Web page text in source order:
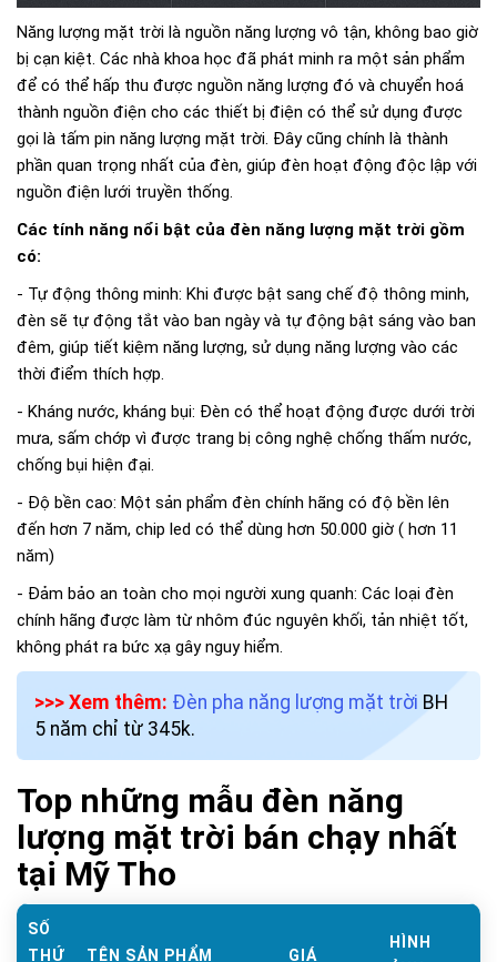
Năng lượng mặt trời là nguồn năng lượng vô tận, không bao giờ
bị cạn kiệt. Các nhà khoa học đã phát minh ra một sản phẩm
để có thể hấp thu được nguồn năng lượng đó và chuyển hoá
thành nguồn điện cho các thiết bị điện có thể sử dụng được
gọi là tấm pin năng lượng mặt trời. Đây cũng chính là thành
phần quan trọng nhất của đèn, giúp đèn hoạt động độc lập với
nguồn điện lưới truyền thống.
Các tính năng nổi bật của đèn năng lượng mặt trời gồm
có:
- Tự động thông minh: Khi được bật sang chế độ thông minh,
đèn sẽ tự động tắt vào ban ngày và tự động bật sáng vào ban
đêm, giúp tiết kiệm năng lượng, sử dụng năng lượng vào các
thời điểm thích hợp.
- Kháng nước, kháng bụi: Đèn có thể hoạt động được dưới trời
mưa, sấm chớp vì được trang bị công nghệ chống thấm nước,
chống bụi hiện đại.
- Độ bền cao: Một sản phẩm đèn chính hãng có độ bền lên
đến hơn 7 năm, chip led có thể dùng hơn 50.000 giờ ( hơn 11
năm)
- Đảm bảo an toàn cho mọi người xung quanh: Các loại đèn
chính hãng được làm từ nhôm đúc nguyên khối, tản nhiệt tốt,
không phát ra bức xạ gây nguy hiểm.
>>> Xem thêm: Đèn pha năng lượng mặt trời BH
5 năm chỉ từ 345k.
Top những mẫu đèn năng
lượng mặt trời bán chạy nhất
tại Mỹ Tho
SỐ
THỨ
TÊN SẢN PHẨM GIÁ
HÌNH